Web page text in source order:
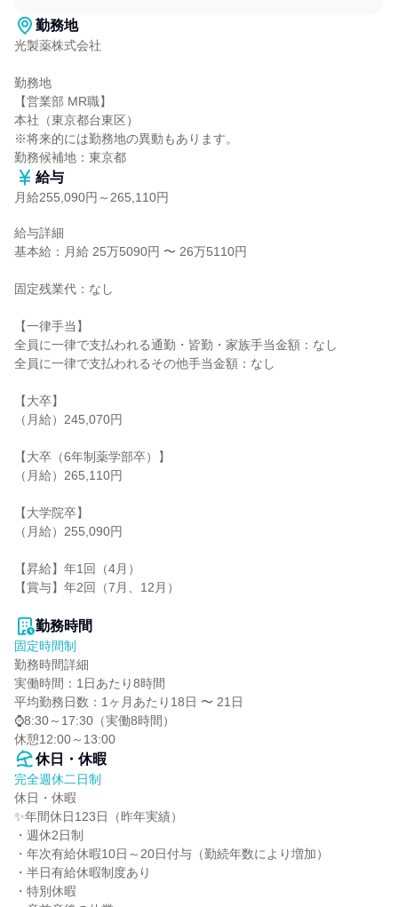
勤務地
光製薬株式会社
勤務地
【営業部 MR職】
本社（東京都台東区）
※将来的には勤務地の異動もあります。
勤務候補地：東京都
給与
月給255,090円～265,110円
給与詳細
基本給：月給 25万5090円 〜 26万5110円
固定残業代：なし
【一律手当】
全員に一律で支払われる通勤・皆勤・家族手当金額：なし
全員に一律で支払われるその他手当金額：なし
【大卒】
（月給）245,070円
【大卒（6年制薬学部卒）】
（月給）265,110円
【大学院卒】
（月給）255,090円
【昇給】年1回（4月）
【賞与】年2回（7月、12月）
勤務時間
固定時間制
勤務時間詳細
実働時間：1日あたり8時間
平均勤務日数：1ヶ月あたり18日 〜 21日
⌚8:30～17:30（実働8時間）
休憩12:00～13:00
休日・休暇
完全週休二日制
休日・休暇
✨年間休日123日（昨年実績）
・週休2日制
・年次有給休暇10日～20日付与（勤続年数により増加）
・半日有給休暇制度あり
・特別休暇